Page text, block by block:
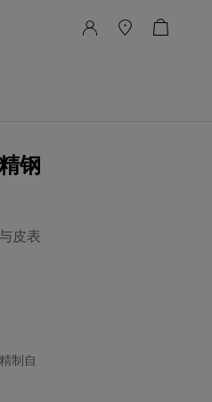
钢
皮表
制自